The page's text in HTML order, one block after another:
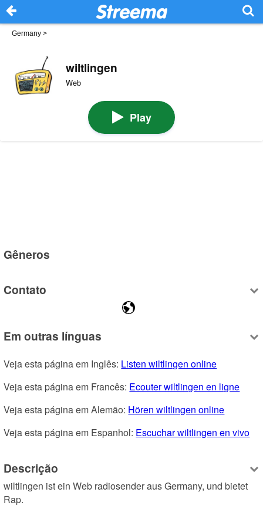
Germany >
wiltlingen
Web
Play
Gêneros
Contato
Em outras línguas
Veja esta página em Inglês: Listen wiltlingen online
Veja esta página em Francês: Ecouter wiltlingen en ligne
Veja esta página em Alemão: Hören wiltlingen online
Veja esta página em Espanhol: Escuchar wiltlingen en vivo
Descrição
wiltlingen ist ein Web radiosender aus Germany, und bietet
Rap.